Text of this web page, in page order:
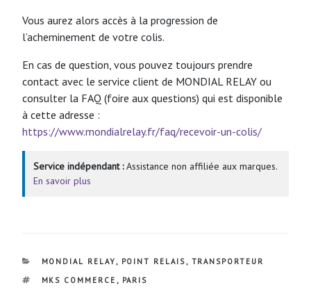
Vous aurez alors accès à la progression de
l’acheminement de votre colis.
En cas de question, vous pouvez toujours prendre
contact avec le service client de MONDIAL RELAY ou
consulter la FAQ (foire aux questions) qui est disponible
à cette adresse :
https://www.mondialrelay.fr/faq/recevoir-un-colis/
Service indépendant :Assistance non affiliée aux marques.
En savoir plus
CATÉGORIES
MONDIAL RELAY , POINT RELAIS , TRANSPORTEUR
ÉTIQUETTES
MKS COMMERCE , PARIS